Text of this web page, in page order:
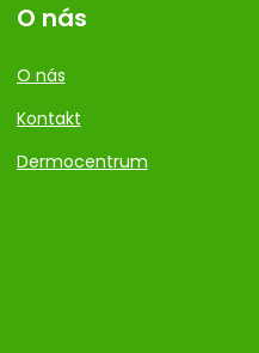
O nás
O nás
Kontakt
Dermocentrum